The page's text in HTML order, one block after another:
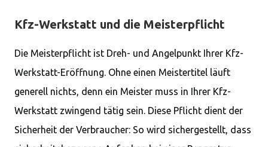
Kfz-Werkstatt und die Meisterpflicht
Die Meisterpflicht ist Dreh- und Angelpunkt Ihrer Kfz-
Werkstatt-Eröffnung. Ohne einen Meistertitel läuft
generell nichts, denn ein Meister muss in Ihrer Kfz-
Werkstatt zwingend tätig sein. Diese Pflicht dient der
Sicherheit der Verbraucher: So wird sichergestellt, dass